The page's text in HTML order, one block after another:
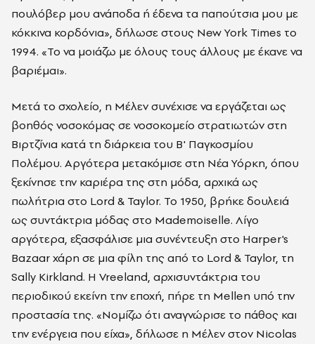
πουλόβερ μου ανάποδα ή έδενα τα παπούτσια μου με
κόκκινα κορδόνια», δήλωσε στους New York Times το
1994. «Το να μοιάζω με όλους τους άλλους με έκανε να
βαριέμαι».
Μετά το σχολείο, η Μέλεν συνέχισε να εργάζεται ως
βοηθός νοσοκόμας σε νοσοκομείο στρατιωτών στη
Βιρτζίνια κατά τη διάρκεια του Β' Παγκοσμίου
Πολέμου. Αργότερα μετακόμισε στη Νέα Υόρκη, όπου
ξεκίνησε την καριέρα της στη μόδα, αρχικά ως
πωλήτρια στο Lord & Taylor. Το 1950, βρήκε δουλειά
ως συντάκτρια μόδας στο Mademoiselle. Λίγο
αργότερα, εξασφάλισε μια συνέντευξη στο Harper's
Bazaar χάρη σε μια φίλη της από το Lord & Taylor, τη
Sally Kirkland. Η Vreeland, αρχισυντάκτρια του
περιοδικού εκείνη την εποχή, πήρε τη Mellen υπό την
προστασία της. «Νομίζω ότι αναγνώρισε το πάθος και
την ενέργεια που είχα», δήλωσε η Μέλεν στον Nicolas